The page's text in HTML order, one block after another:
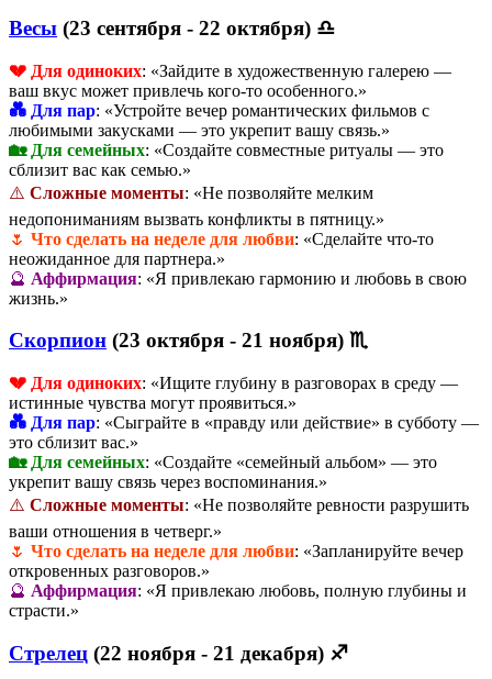
Весы (23 сентября - 22 октября) ♎
💔 Для одиноких: «Зайдите в художественную галерею —
ваш вкус может привлечь кого-то особенного.»
💑 Для пар: «Устройте вечер романтических фильмов с
любимыми закусками — это укрепит вашу связь.»
🏡 Для семейных: «Создайте совместные ритуалы — это
сблизит вас как семью.»
⚠️ Сложные моменты: «Не позволяйте мелким
недопониманиям вызвать конфликты в пятницу.»
🌷 Что сделать на неделе для любви: «Сделайте что-то
неожиданное для партнера.»
🔮 Аффирмация: «Я привлекаю гармонию и любовь в свою
жизнь.»
Скорпион (23 октября - 21 ноября) ♏
💔 Для одиноких: «Ищите глубину в разговорах в среду —
истинные чувства могут проявиться.»
💑 Для пар: «Сыграйте в «правду или действие» в субботу —
это сблизит вас.»
🏡 Для семейных: «Создайте «семейный альбом» — это
укрепит вашу связь через воспоминания.»
⚠️ Сложные моменты: «Не позволяйте ревности разрушить
ваши отношения в четверг.»
🌷 Что сделать на неделе для любви: «Запланируйте вечер
откровенных разговоров.»
🔮 Аффирмация: «Я привлекаю любовь, полную глубины и
страсти.»
Стрелец (22 ноября - 21 декабря) ♐